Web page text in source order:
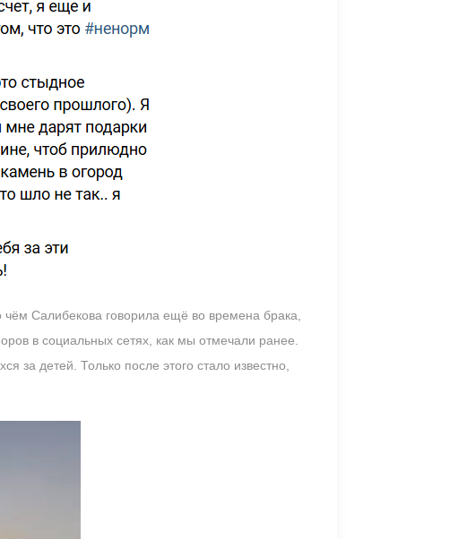
Салибекова говорила ещё во времена брака,
в социальных сетях, как мы отмечали ранее.
за детей. Только после этого стало известно,